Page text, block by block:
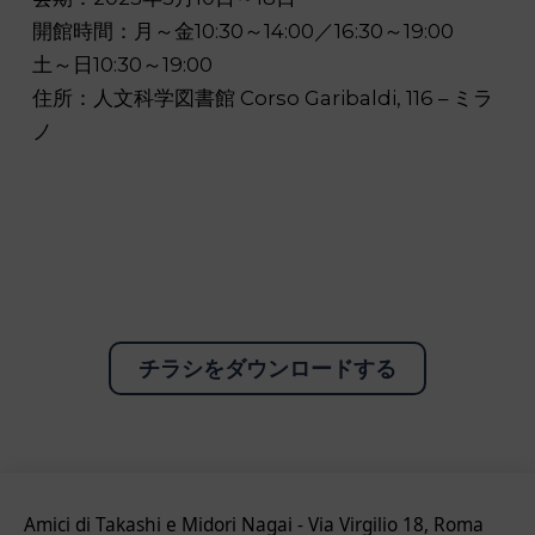
開館時間：月～金10:30～14:00／16:30～19:00
土～日10:30～19:00
住所：人文科学図書館 Corso Garibaldi, 116 – ミラ
ノ
チラシをダウンロードする
Amici di Takashi e Midori Nagai - Via Virgilio 18, Roma